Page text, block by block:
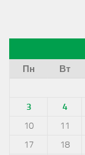
Пн
Вт
3
4
10
11
17
18